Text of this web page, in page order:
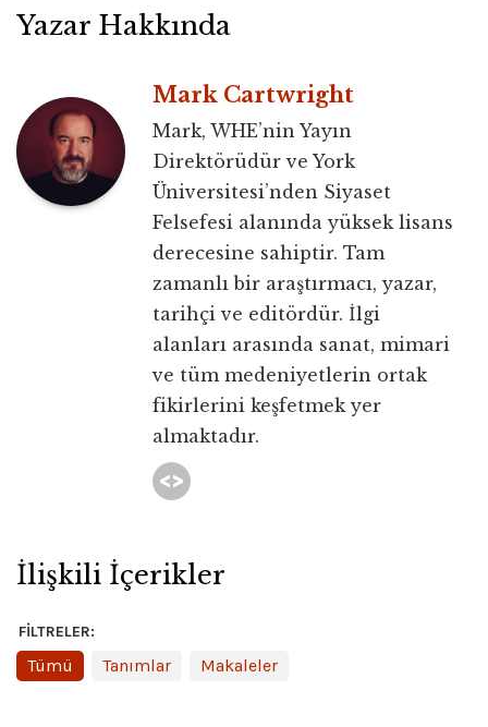
Yazar Hakkında
Mark Cartwright
Mark, WHE’nin Yayın
Direktörüdür ve York
Üniversitesi’nden Siyaset
Felsefesi alanında yüksek lisans
derecesine sahiptir. Tam
zamanlı bir araştırmacı, yazar,
tarihçi ve editördür. İlgi
alanları arasında sanat, mimari
ve tüm medeniyetlerin ortak
fikirlerini keşfetmek yer
almaktadır.
İlişkili İçerikler
FILTRELER:
Tümü Tanımlar Makaleler